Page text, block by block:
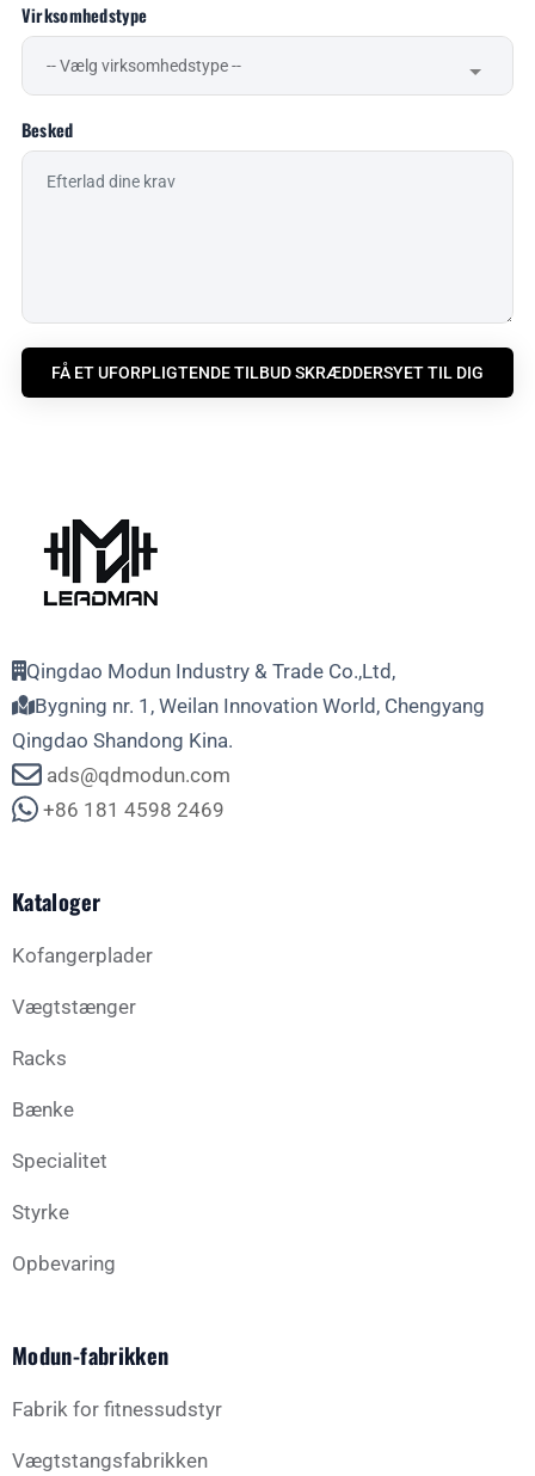
Virksomhedstype
Besked
FÅ ET UFORPLIGTENDE TILBUD SKRÆDDERSYET TIL DIG
Qingdao Modun Industry & Trade Co.,Ltd,
Bygning nr. 1, Weilan Innovation World, Chengyang
Qingdao Shandong Kina.
ads@qdmodun.com
+86 181 4598 2469
Kataloger
Kofangerplader
Vægtstænger
Racks
Bænke
Specialitet
Styrke
Opbevaring
Modun-fabrikken
Fabrik for fitnessudstyr
Vægtstangsfabrikken